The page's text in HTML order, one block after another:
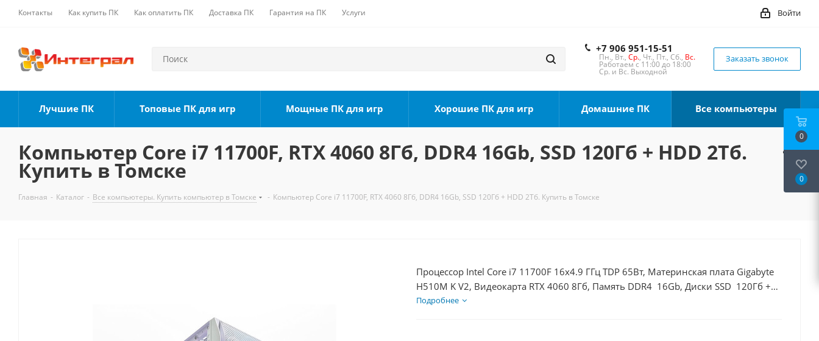
Контакты Как купить ПК Как оплатить ПК Доставка ПК Гарантия на ПК Услуги Войти
+7 906 951-15-51
Пн., Вт., Ср., Чт., Пт., Сб., Вс.
Работаем с 11:00 до 18:00
Ср. и Вс. Выходной
Заказать звонок
Лучшие ПК Топовые ПК для игр Мощные ПК для игр Хорошие ПК для игр Домашние ПК Все компьютеры
Компьютер Core i7 11700F, RTX 4060 8Гб, DDR4 16Gb, SSD 120Гб + HDD 2Тб.
Купить в Томске
Главная - Каталог - Все компьютеры. Купить компьютер в Томске - Компьютер Core i7 11700F, RTX 4060 8Гб, DDR4 16Gb, SSD 120Гб + HDD 2Тб. Купить в Томске
Процессор Intel Core i7 11700F 16x4.9 ГГц TDP 65Вт, Материнская плата Gigabyte
H510M K V2, Видеокарта RTX 4060 8Гб, Память DDR4 16Gb, Диски SSD 120Гб +
HDD 2Тб, БП 600Вт
Подробнее
0
0